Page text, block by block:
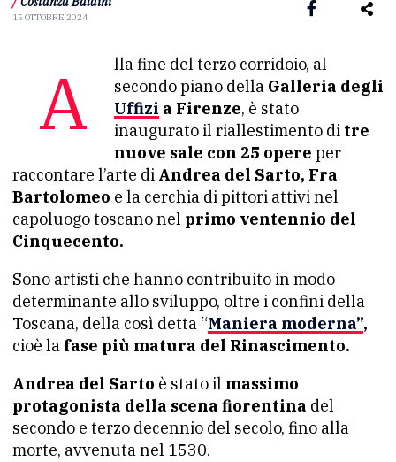
15 OTTOBRE 2024
Alla fine del terzo corridoio, al secondo piano della Galleria degli
Uffizi a Firenze, è stato
inaugurato il riallestimento di tre
nuove sale con 25 opere per
raccontare l’arte di Andrea del Sarto, Fra
Bartolomeo e la cerchia di pittori attivi nel
capoluogo toscano nel primo ventennio del
Cinquecento.
Sono artisti che hanno contribuito in modo
determinante allo sviluppo, oltre i confini della
Toscana, della così detta “Maniera moderna”,
cioè la fase più matura del Rinascimento.
Andrea del Sarto è stato il massimo
protagonista della scena fiorentina del
secondo e terzo decennio del secolo, fino alla
morte, avvenuta nel 1530.